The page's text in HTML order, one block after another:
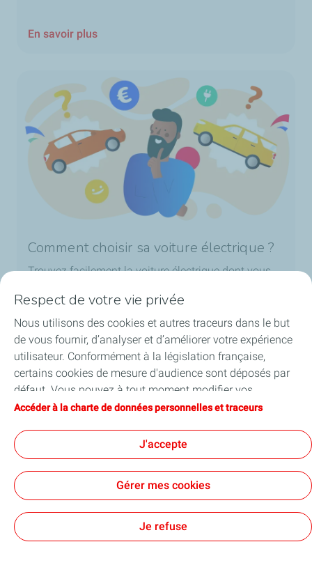
En savoir plus
Comment choisir sa voiture électrique ?
Trouvez facilement la voiture électrique dont vous
Découvrir
Votre accès rapide à nos
parcours et rubriques
Conseils véhicules électriques
rechargeables
Respect de votre vie privée
Nous utilisons des cookies et autres traceurs dans le but
de vous fournir, d’analyser et d’améliorer votre expérience
utilisateur. Conformément à la législation française,
certains cookies de mesure d'audience sont déposés par
défaut. Vous pouvez à tout moment modifier vos
paramètres de cookies en cliquant sur le bouton « Gérer
vous acceptez le dépôt de l’ensemble des cookies. Dans le
cas où vous cliquez sur « Je refuse », seuls les cookies
techniques nécessaires au bon fonctionnement du site
seront utilisés. Pour plus d’informations, vous pouvez
traceurs ».
Accéder à la charte de données personnelles et traceurs
J'accepte
Gérer mes cookies
Je refuse